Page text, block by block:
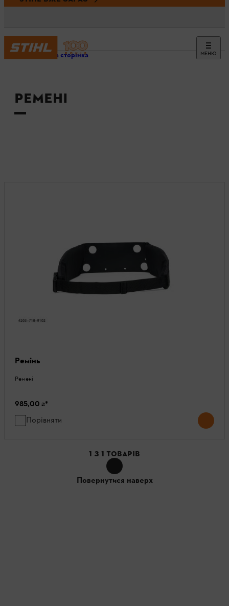
МЕНЮ
Головна сторінка
РЕМЕНІ
Ремінь
Ремені
985,00 ₴*
Порівняти
1 З 1 ТОВАРІВ
Повернутися наверх